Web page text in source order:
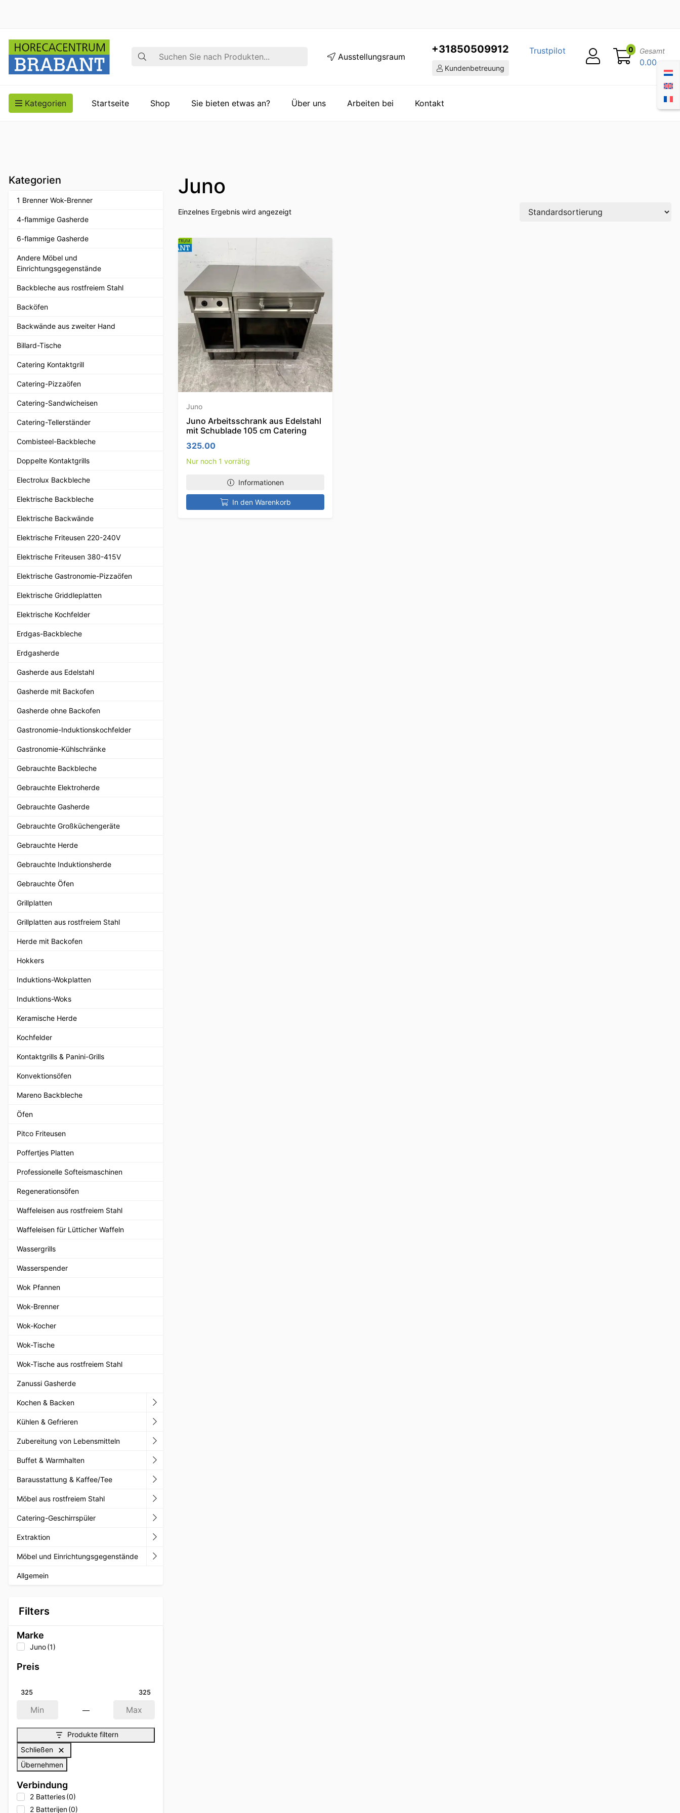
Suche Ausstellungsraum
+31850509912
Kundenbetreuung
Trustpilot 0 Gesamt
0.00
Kategorien Startseite Shop Sie bieten etwas an? Über uns Arbeiten bei Kontakt
Kategorien
1 Brenner Wok-Brenner
4-flammige Gasherde
6-flammige Gasherde
Andere Möbel und
Einrichtungsgegenstände
Backbleche aus rostfreiem Stahl
Backöfen
Backwände aus zweiter Hand
Billard-Tische
Catering Kontaktgrill
Catering-Pizzaöfen
Catering-Sandwicheisen
Catering-Tellerständer
Combisteel-Backbleche
Doppelte Kontaktgrills
Electrolux Backbleche
Elektrische Backbleche
Elektrische Backwände
Elektrische Friteusen 220-240V
Elektrische Friteusen 380-415V
Elektrische Gastronomie-Pizzaöfen
Elektrische Griddleplatten
Elektrische Kochfelder
Erdgas-Backbleche
Erdgasherde
Gasherde aus Edelstahl
Gasherde mit Backofen
Gasherde ohne Backofen
Gastronomie-Induktionskochfelder
Gastronomie-Kühlschränke
Gebrauchte Backbleche
Gebrauchte Elektroherde
Gebrauchte Gasherde
Gebrauchte Großküchengeräte
Gebrauchte Herde
Gebrauchte Induktionsherde
Gebrauchte Öfen
Grillplatten
Grillplatten aus rostfreiem Stahl
Herde mit Backofen
Hokkers
Induktions-Wokplatten
Induktions-Woks
Keramische Herde
Kochfelder
Kontaktgrills & Panini-Grills
Konvektionsöfen
Mareno Backbleche
Öfen
Pitco Friteusen
Poffertjes Platten
Professionelle Softeismaschinen
Regenerationsöfen
Waffeleisen aus rostfreiem Stahl
Waffeleisen für Lütticher Waffeln
Wassergrills
Wasserspender
Wok Pfannen
Wok-Brenner
Wok-Kocher
Wok-Tische
Wok-Tische aus rostfreiem Stahl
Zanussi Gasherde
Kochen & Backen
Kühlen & Gefrieren
Zubereitung von Lebensmitteln
Buffet & Warmhalten
Barausstattung & Kaffee/Tee
Möbel aus rostfreiem Stahl
Catering-Geschirrspüler
Extraktion
Möbel und Einrichtungsgegenstände
Allgemein
Filters
Marke
Juno(1)
Preis
—
325 325
Produkte filtern
Schließen
Übernehmen
Verbindung
2 Batteries(0)
2 Batterijen(0)
Juno
Einzelnes Ergebnis wird angezeigt
Juno
Juno Arbeitsschrank aus Edelstahl
mit Schublade 105 cm Catering
325.00
Nur noch 1 vorrätig
Informationen
In den Warenkorb